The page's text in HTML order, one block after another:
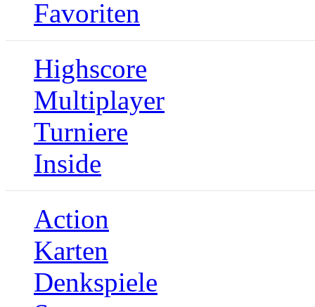
Favoriten
Highscore
Multiplayer
Turniere
Inside
Action
Karten
Denkspiele